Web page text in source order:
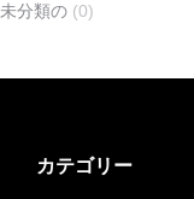
未分類の (0)
カテゴリー